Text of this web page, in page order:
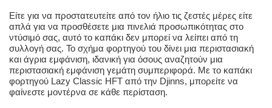
Είτε για να προστατευτείτε από τον ήλιο τις ζεστές μέρες είτε
απλά για να προσθέσετε μια πινελιά προσωπικότητας στο
ντύσιμό σας, αυτό το καπάκι δεν μπορεί να λείπει από τη
συλλογή σας. Το σχήμα φορτηγού του δίνει μια περιστασιακή
και άγρια εμφάνιση, ιδανική για όσους αναζητούν μια
περιστασιακή εμφάνιση γεμάτη συμπεριφορά. Με το καπάκι
φορτηγού Lazy Classic HFT από την Djinns, μπορείτε να
φαίνεστε μοντέρνα σε κάθε περίσταση.